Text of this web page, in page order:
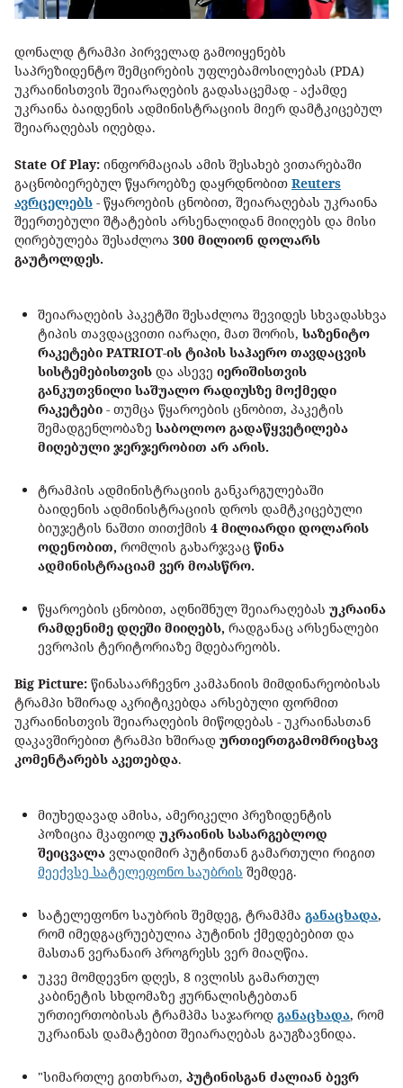
დონალდ ტრამპი პირველად გამოიყენებს
საპრეზიდენტო შემცირების უფლებამოსილებას (PDA)
უკრაინისთვის შეიარაღების გადასაცემად - აქამდე
უკრაინა ბაიდენის ადმინისტრაციის მიერ დამტკიცებულ
შეიარაღებას იღებდა.
State Of Play: ინფორმაციას ამის შესახებ ვითარებაში
გაცნობიერებულ წყაროებზე დაყრდნობით Reuters
ავრცელებს - წყაროების ცნობით, შეიარაღებას უკრაინა
შეერთებული შტატების არსენალიდან მიიღებს და მისი
ღირებულება შესაძლოა 300 მილიონ დოლარს
გაუტოლდეს.
შეიარაღების პაკეტში შესაძლოა შევიდეს სხვადასხვა
ტიპის თავდაცვითი იარაღი, მათ შორის, საზენიტო
რაკეტები PATRIOT-ის ტიპის საჰაერო თავდაცვის
სისტემებისთვის და ასევე იერიშისთვის
განკუთვნილი საშუალო რადიუსზე მოქმედი
რაკეტები - თუმცა წყაროების ცნობით, პაკეტის
შემადგენლობაზე საბოლოო გადაწყვეტილება
მიღებული ჯერჯერობით არ არის.
ტრამპის ადმინისტრაციის განკარგულებაში
ბაიდენის ადმინისტრაციის დროს დამტკიცებული
ბიუჯეტის ნაშთი თითქმის 4 მილიარდი დოლარის
ოდენობით, რომლის გახარჯვაც წინა
ადმინისტრაციამ ვერ მოასწრო.
წყაროების ცნობით, აღნიშნულ შეიარაღებას უკრაინა
რამდენიმე დღეში მიიღებს, რადგანაც არსენალები
ევროპის ტერიტორიაზე მდებარეობს.
Big Picture: წინასაარჩევნო კამპანიის მიმდინარეობისას
ტრამპი ხშირად აკრიტიკებდა არსებული ფორმით
უკრაინისთვის შეიარაღების მიწოდებას - უკრაინასთან
დაკავშირებით ტრამპი ხშირად ურთიერთგამომრიცხავ
კომენტარებს აკეთებდა.
მიუხედავად ამისა, ამერიკელი პრეზიდენტის
პოზიცია მკაფიოდ უკრაინის სასარგებლოდ
შეიცვალა ვლადიმირ პუტინთან გამართული რიგით
მეექვსე სატელეფონო საუბრის შემდეგ.
სატელეფონო საუბრის შემდეგ, ტრამპმა განაცხადა,
რომ იმედგაცრუებულია პუტინის ქმედებებით და
მასთან ვერანაირ პროგრესს ვერ მიაღწია.
უკვე მომდევნო დღეს, 8 ივლისს გამართულ
კაბინეტის სხდომაზე ჟურნალისტებთან
ურთიერთობისას ტრამპმა საჯაროდ განაცხადა, რომ
უკრაინას დამატებით შეიარაღებას გაუგზავნიდა.
"სიმართლე გითხრათ, პუტინისგან ძალიან ბევრ